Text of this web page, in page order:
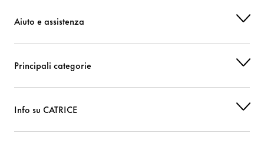
Aiuto e assistenza
Principali categorie
Info su CATRICE